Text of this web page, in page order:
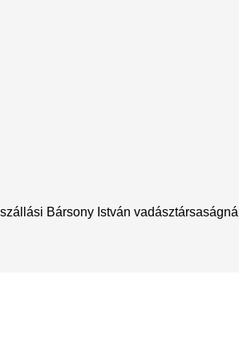
Bársony István vadásztársaságnál